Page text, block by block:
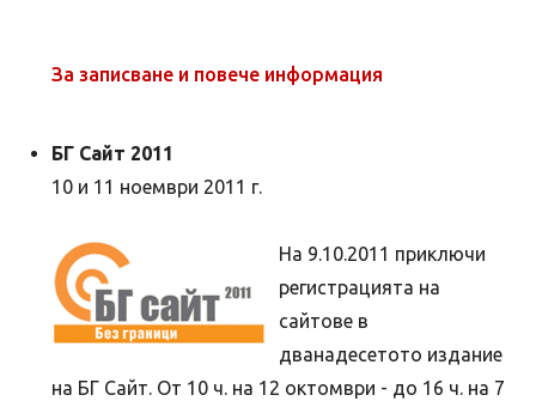
За записване и повече информация
БГ Сайт 2011
10 и 11 ноември 2011 г.
На 9.10.2011 приключи
регистрацията на
сайтове в
дванадесетото издание
на БГ Сайт. От 10 ч. на 12 октомври - до 16 ч. на 7